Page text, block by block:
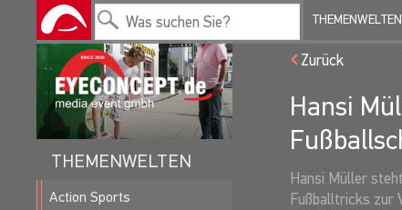
THEMENWELTEN
THEMENWELTEN
Action Sports
Zurück
Hansi
Hansi Müller
Fußballtricks zur